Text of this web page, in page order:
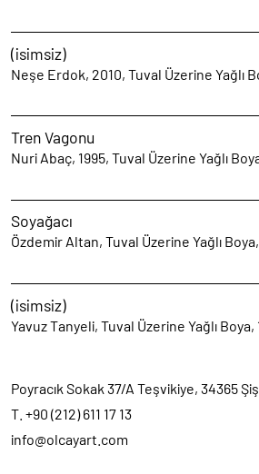
(isimsiz)
Neşe Erdok, 2010, Tuval Üzerine Yağlı
Tren Vagonu
Nuri Abaç, 1995, Tuval Üzerine Yağlı
Soyağacı
Özdemir Altan, Tuval Üzerine Yağlı
(isimsiz)
Yavuz Tanyeli, Tuval Üzerine Yağlı Boya,
Poyracık Sokak 37/A Teşvikiye, 34365
T. +90 (212) 611 17 13
info@olcayart.com